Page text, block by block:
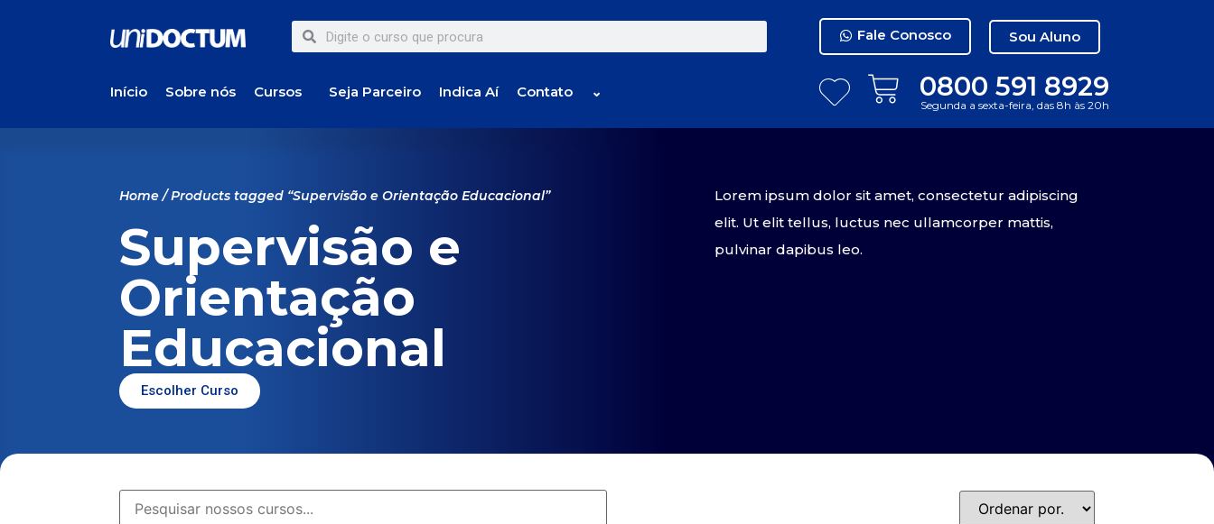
Fale Conosco Sou Aluno
Início Sobre nós Cursos Seja Parceiro Indica Aí Contato ⌄ 0800 591 8929
Segunda a sexta-feira, das 8h às 20h
Home/ Products tagged “Supervisão e Orientação Educacional”
Supervisão e
Orientação
Educacional
Escolher Curso
Lorem ipsum dolor sit amet, consectetur adipiscing
elit. Ut elit tellus, luctus nec ullamcorper mattis,
pulvinar dapibus leo.